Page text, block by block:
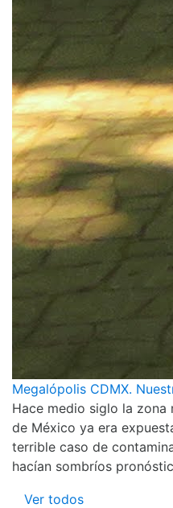
Megalópolis CDMX.
Hace medio siglo la
de México ya era
terrible caso de
hacían sombríos
Ver todos